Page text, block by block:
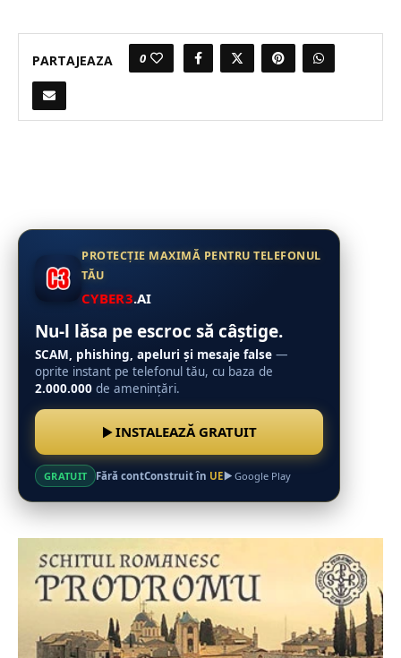
PARTAJEAZA 0
PROTECȚIE MAXIMĂ PENTRU TELEFONUL
TĂU
CYBER3.AI
Nu-l lăsa pe escroc să câștige.
SCAM, phishing, apeluri și mesaje false —
oprite instant pe telefonul tău, cu baza de
2.000.000 de amenințări.
INSTALEAZĂ GRATUIT
GRATUIT Fără contConstruit în UE Google Play